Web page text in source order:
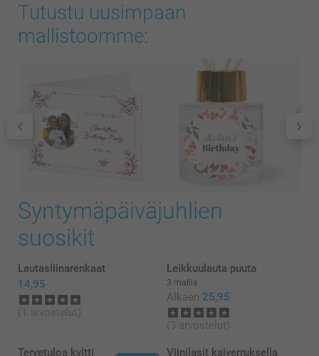
Tutustu uusimpaan
mallistoomme:
Syntymäpäiväjuhlien
suosikit
Lautasliinarenkaat
14,95
(1 arvostelut)
Leikkuulauta puuta
3 mallia
Alkaen 25,95
(3 arvostelut)
Tervetuloa kyltti
Viinilasit kaiverruksella